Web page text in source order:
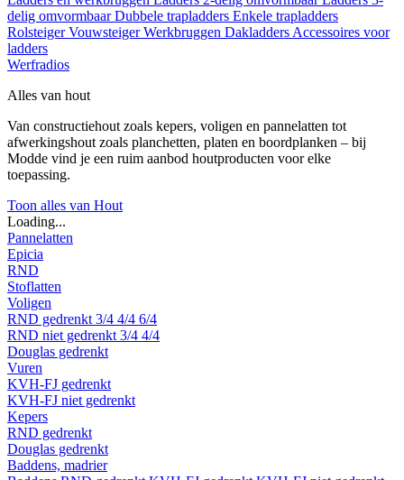
delig omvormbaarDubbele trapladders Enkele trapladders
RolsteigerVouwsteigerWerkbruggen Dakladders Accessoires voor
ladders
Werfradios
Alles van hout
Van constructiehout zoals kepers, voligen en pannelatten tot
afwerkingshout zoals planchetten, platen en boordplanken – bij
Modde vind je een ruim aanbod houtproducten voor elke
toepassing.
Toon alles van Hout
Loading...
Pannelatten
Epicia
RND
Stoflatten
Voligen
RND gedrenkt 3/4 4/4 6/4
RND niet gedrenkt 3/4 4/4
Douglas gedrenkt
Vuren
KVH-FJ gedrenkt
KVH-FJ niet gedrenkt
Kepers
RND gedrenkt
Douglas gedrenkt
Baddens, madrier